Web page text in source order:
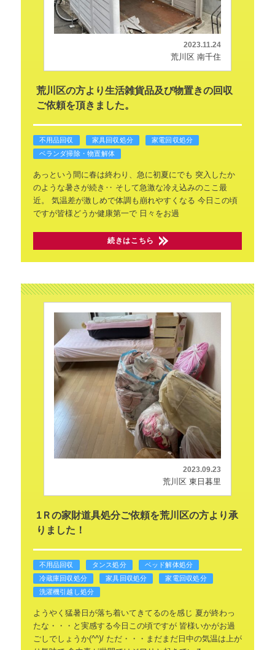
2023.11.24
荒川区 南千住
荒川区の方より生活雑貨品及び物置きの回収
ご依頼を頂きました。
不用品回収 家具回収処分
家電回収処分
ベランダ掃除・物置解体
あっという間に春は終わり、急に初夏にでも 突入したか
のような暑さが続き‥ そして急激な冷え込みのここ最
近。
気温差が激しめで体調も崩れやすくなる 今日この頃
ですが皆様どうか健康第一で日々をお過
続きはこちら
2023.09.23
荒川区 東日暮里
1Ｒの家財道具処分ご依頼を荒川区の方より承
りました！
不用品回収 タンス処分
ベッド解体処分
冷蔵庫回収処分
家具回収処分
家電回収処分
洗濯機引越し処分
ようやく猛暑日が落ち着いてきてるのを感じ 夏が終わっ
たな・・・と実感する今日この頃ですが皆様いかがお過
ごしでしょうか(^^)/ ただ・・・まだまだ日中の気温は上が